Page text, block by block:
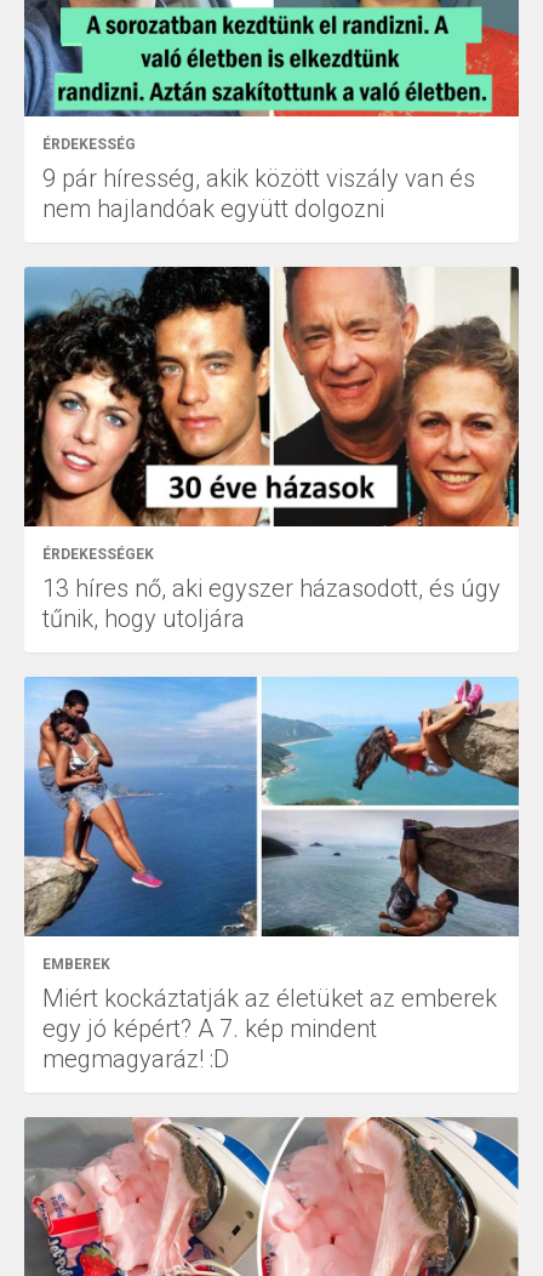
ÉRDEKESSÉG
9 pár híresség, akik között viszály van és
nem hajlandóak együtt dolgozni
ÉRDEKESSÉGEK
13 híres nő, aki egyszer házasodott, és úgy
tűnik, hogy utoljára
EMBEREK
Miért kockáztatják az életüket az emberek
egy jó képért? A 7. kép mindent
megmagyaráz! :D